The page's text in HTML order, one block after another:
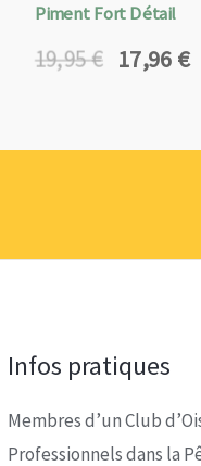
Piment Fort Détail
19,95€
Le
était :
17,96 €
Le
est :
Infos pratiques
Membres d’un Club
Professionnels dans la